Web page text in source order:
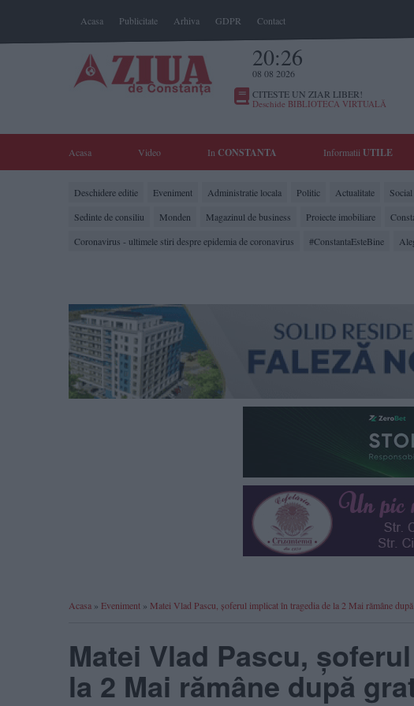
Acasa Publicitate Arhiva GDPR Contact
20:26
08 08 2026
CITESTE UN ZIAR LIBER!
Deschide BIBLIOTECA VIRTUALĂ
Acasa Video In CONSTANTA Informatii UTILE
Deschidere editie Eveniment Administratie locala Politic Actualitate Social
Sedinte de consiliu
Monden Magazinul de business Proiecte imobiliare
Coronavirus - ultimele stiri despre epidemia de coronavirus
#ConstantaEsteBine
Acasa » Eveniment » Matei Vlad Pascu, șoferul implicat în tragedia de la 2 Mai rămâne
Matei Vlad Pascu,
la 2 Mai rămâne după